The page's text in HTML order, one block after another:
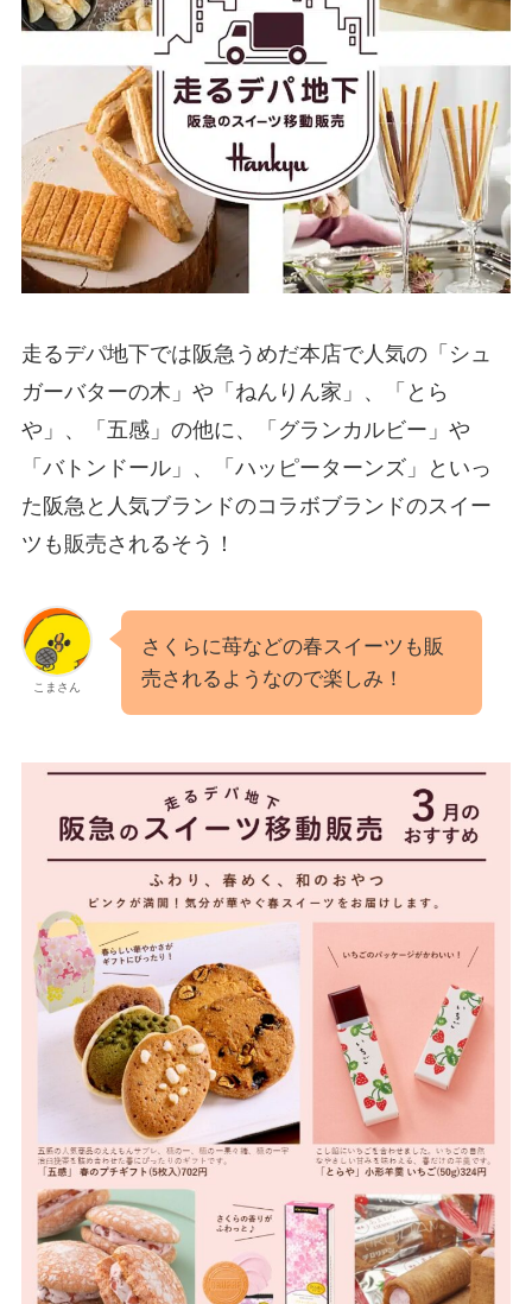
走るデパ地下では阪急うめだ本店で人気の「シュ
ガーバターの木」や「ねんりん家」、「とら
や」、「五感」の他に、「グランカルビー」や
「バトンドール」、「ハッピーターンズ」といっ
た阪急と人気ブランドのコラボブランドのスイー
ツも販売されるそう！
こまさん
さくらに苺などの春スイーツも販
売されるようなので楽しみ！